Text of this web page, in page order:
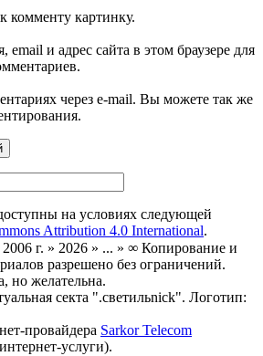
комменту картинку.
и адрес сайта в этом браузере для
через e-mail. Вы можете так же
на условиях следующей
Attribution 4.0 International.
г. » 2026 » ... » ∞ Копирование и
разрешено без ограничений.
но желательна.
секта ".светильnick". Логотип:
провайдера Sarkor Telecom
услуги).